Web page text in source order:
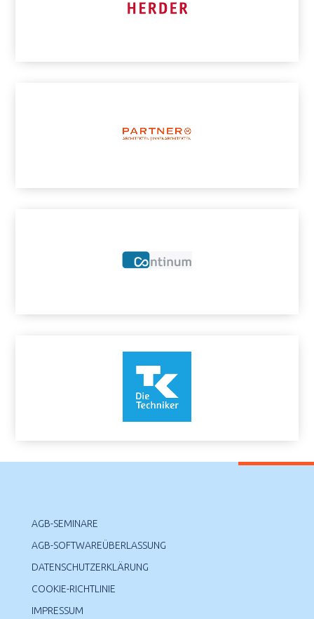
AGB-SEMINARE
AGB-SOFTWAREÜBERLASSUNG
DATENSCHUTZERKLÄRUNG
COOKIE-RICHTLINIE
IMPRESSUM